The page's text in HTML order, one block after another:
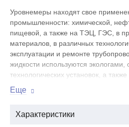
Уровнемеры находят свое
промышленности: химической,
пищевой, а также на ТЭЦ, ГЭС, в
материалов, в различных
эксплуатации и ремонте
жидкости используются экологами,
технологических установок, а
ЖКХ.
УСТРОЙСТВО И
Еще
Характеристики